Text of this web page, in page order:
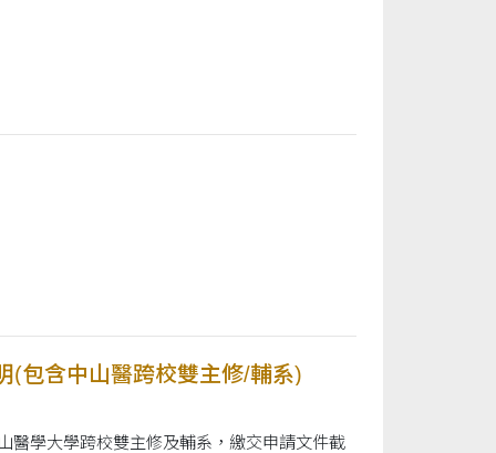
(包含中山醫跨校雙主修/輔系)
學大學跨校雙主修及輔系，繳交申請文件截